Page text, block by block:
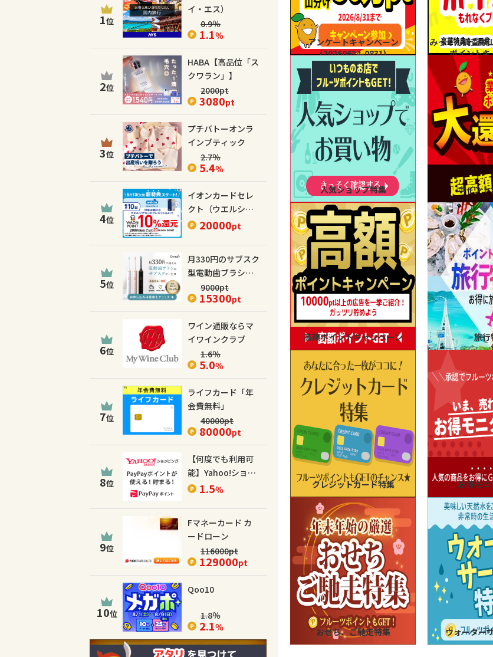
1位
イ・エス）
0.9％
1.1％
2位
HABA【高品位「ス
クワラン」】
2000pt
3080pt
3位
プチバトーオンラ
インブティック
2.7％
5.4％
4位
イオンカードセレ
クト（ウエルシア
カード）
20000pt
5位
月330円のサブスク
型電動歯ブラシ
【Dentaly】
9000pt
15300pt
6位
ワイン通販ならマ
イワインクラブ
1.6％
5.0％
7位
ライフカード「年
会費無料」
40000pt
80000pt
8位
【何度でも利用可
能】Yahoo!ショッ
ピング
1.5％
9位
Fマネーカード カ
ードローン
116000pt
129000pt
10位
Qoo10
1.8％
2.1％
アンケートキャンペーン
(20260624-0831)
みっくん調査隊
ポイント
人気ショップ特集 ポイン
高額ポイントキャンペーン 旅行
クレジットカード特集 お得モ
おせち、ご馳走特集 ウォーター